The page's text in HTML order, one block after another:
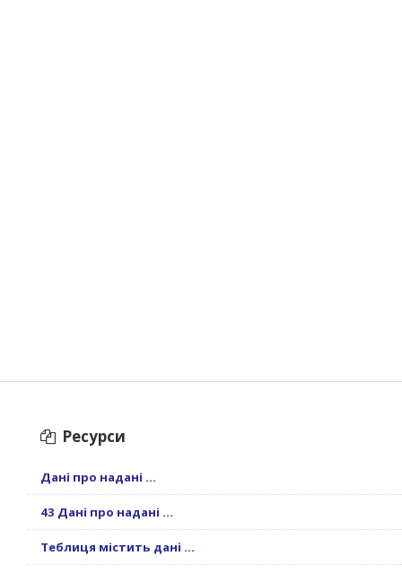
Ресурси
Дані про надані ...
43 Дані про надані ...
Теблиця містить дані ...